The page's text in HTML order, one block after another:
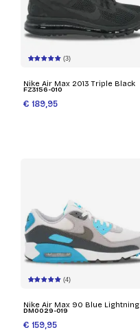
(3)
Nike Air Max 2013 Triple Black
FZ3156-010
€ 189,95
(4)
Nike Air Max 90 Blue Lightning
DM0029-019
€ 159,95